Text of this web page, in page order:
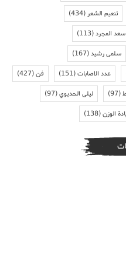
تنعيم الشعر(434)
سعد المجرد(113)
سلمى رشيد(167)
عدد الاصابات(151) فن(427)
(97) ليلى الحديوي(97)
الوزن(138)